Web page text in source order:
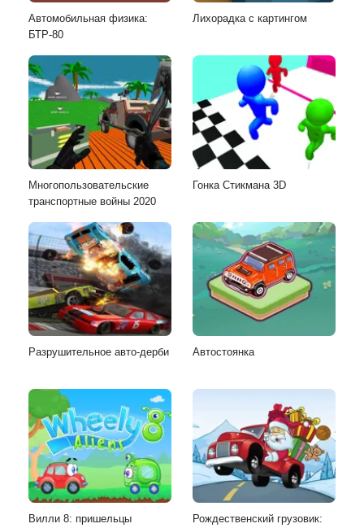
Автомобильная физика:
БТР-80
Лихорадка с картингом
Многопользовательские
транспортные войны 2020
Гонка Стикмана 3D
Разрушительное авто-дерби Автостоянка
Вилли 8: пришельцы
Рождественский грузовик: